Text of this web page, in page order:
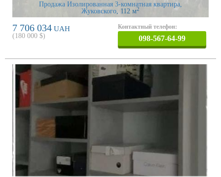
Продажа Изолированная 3-комнатная квартира,
Жуковского, 112 м2
7 706 034 UAH
(180 000 $)
Контактный телефон:
098-567-64-99